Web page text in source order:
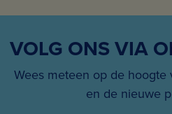
VOLG ONS VIA
Wees meteen op de hoogte
en de nieuwe